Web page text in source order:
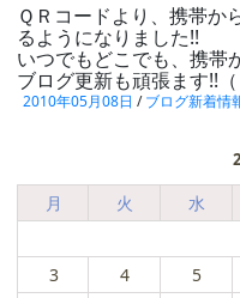
ＱＲコードより、携帯か
るようになりました!!
いつでもどこでも、携帯
ブログ更新も頑張ます!!（
2010年05月08日 /ブログ新着情
月 火 水
3
4 5